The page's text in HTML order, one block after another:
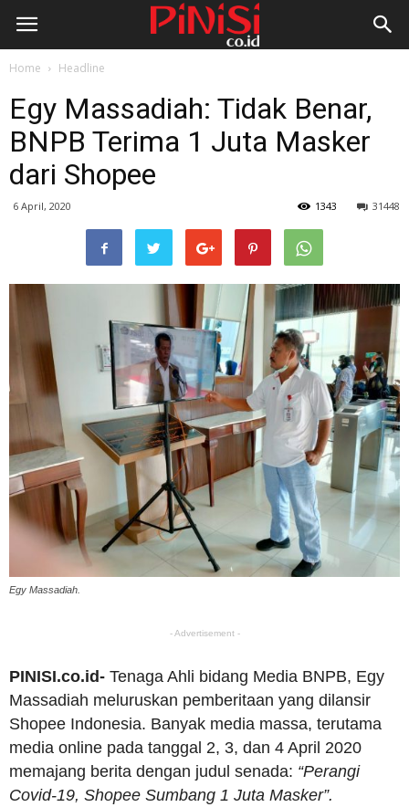
Home Headline
Egy Massadiah: Tidak Benar,
BNPB Terima 1 Juta Masker
dari Shopee
6 April, 2020 31448
1343
Egy Massadiah.
- Advertisement -
PINISI.co.id- Tenaga Ahli bidang Media BNPB, Egy
Massadiah meluruskan pemberitaan yang dilansir
Shopee Indonesia. Banyak media massa, terutama
media online pada tanggal 2, 3, dan 4 April 2020
memajang berita dengan judul senada: “Perangi
Covid-19, Shopee Sumbang 1 Juta Masker”.